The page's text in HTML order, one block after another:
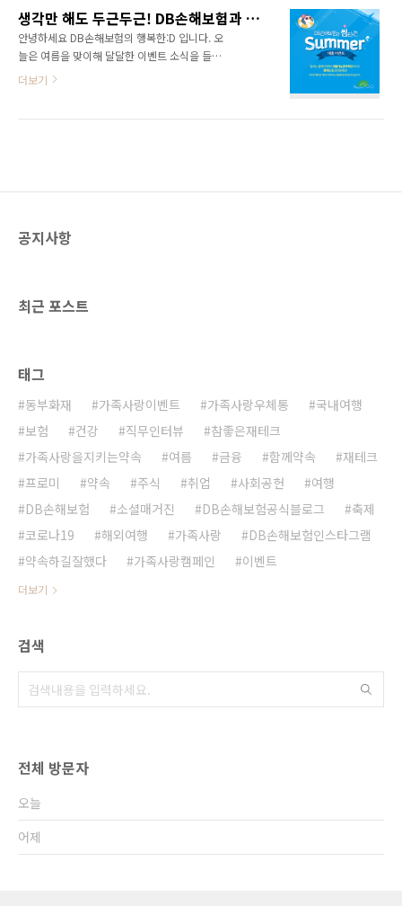
주세요. 이번 7월 이벤트에는 여름을 맞아 예쁜
여..
마음에 드는 추석카드 선택하고 메시지 적어주
세요! 추석을 맞이해서 더욱 다양해진 카드 중 마
음에 드는 한 장을 선택하고 명절 감사인사를 적
어주세요. 평소에 표현하지 못했던 마음과 명절
~^^ 보내는 방법도 다양해요. 카카오톡, 카카오
생각만 해도 두근두근! DB손해보험과 썸타는 Summer 대출 이벤트
안녕하세요 DB손해보험의 행복한:D 입니다. 오
늘은 여름을 맞이해 달달한 이벤트 소식을 들고
왔는데요. 다양한 혜택과 경품을 받을 수 있는
다. 무더운 날씨에 급하게 돈이 필요하다면, 위
경..
더보기
공지사항
최근 포스트
태그
동부화재 가족사랑이벤트 가족사랑우체통
국내여행
보험
건강 직무인터뷰
참좋은재테크
가족사랑을지키는약속
여름 금융 함께약속
재테크
프로미
약속 주식 취업 사회공헌
여행
DB손해보험
소셜매거진 DB손해보험공식블로그
축제
코로나19
해외여행 가족사랑
DB손해보험인스타그램
약속하길잘했다
가족사랑캠페인 이벤트
더보기
검색
전체 방문자
오늘
어제